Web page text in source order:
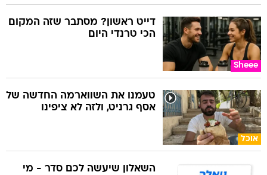
Sheee
דייט ראשון? מסתבר שזה המקום
הכי טרנדי היום
אוכל
טעמנו את השווארמה החדשה של
אסף גרניט, ולזה לא ציפינו
השאלון שיעשה לכם סדר - מי